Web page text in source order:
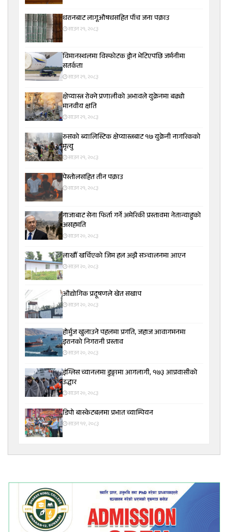
धरानबाट लागूऔषधसहित पाँच जना पक्राउ
साउन २१, २०८३
विमानस्थलमा विस्फोटक ड्रोन भेटिएपछि जर्मनीमा
सतर्कता
साउन २१, २०८३
क्षेप्यास्त्र रोक्ने प्रणालीको अभावले युक्रेनमा बढ्यो
मानवीय क्षति
साउन २१, २०८३
रुसको ब्यालिस्टिक क्षेप्यास्त्रबाट १७ युक्रेनी नागरिकको
मृत्यु
साउन २१, २०८३
पेस्तोलसहित तीन पक्राउ
साउन २१, २०८३
गाजाबाट सेना फिर्ता गर्ने अमेरिकी प्रस्तावमा नेतान्याहुको
असहमति
साउन २०, २०८३
लाखौँ खर्चिएको जिम हल अझै सञ्चालनमा आएन
साउन २०, २०८३
औद्योगिक प्रदूषणले खेत सखाप
साउन २०, २०८३
होर्मुज खुलाउने पहलमा प्रगति, जहाज आवागमनमा
इरानको निगरानी प्रस्ताव
साउन २०, २०८३
इंग्लिस च्यानलमा डुङ्गामा आगलागी, १७३ आप्रवासीको
उद्धार
साउन २०, २०८३
डिपो बास्केटबलमा प्रभात च्याम्पियन
साउन १९, २०८३